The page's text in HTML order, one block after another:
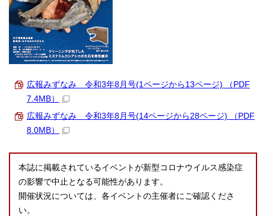
広報みずなみ 令和3年8月号(1ページから13ページ) （PDF
7.4MB）
広報みずなみ 令和3年8月号(14ページから28ページ) （PDF
8.0MB）
本誌に掲載されているイベントが新型コロナウイルス感染症
の影響で中止となる可能性があります。
開催状況については、各イベントの主催者にご確認くださ
い。